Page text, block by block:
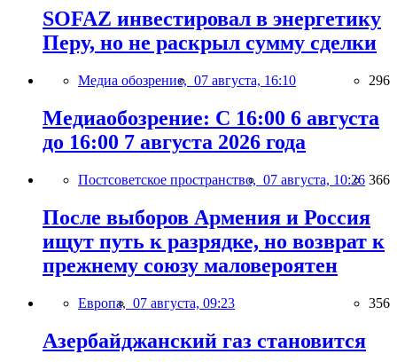
SOFAZ инвестировал в энергетику
Перу, но не раскрыл сумму сделки
Медиа обозрение, 07 августа, 16:10 296
Медиаобозрение: С 16:00 6 августа
до 16:00 7 августа 2026 года
Постсоветское пространство, 07 августа, 10:26 366
После выборов Армения и Россия
ищут путь к разрядке, но возврат к
прежнему союзу маловероятен
Европа, 07 августа, 09:23 356
Азербайджанский газ становится